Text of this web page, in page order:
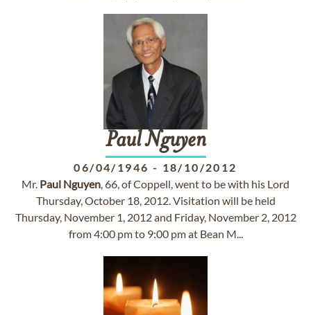
PaulNguyen
06/04/1946 - 18/10/2012
Mr. Paul Nguyen, 66, of Coppell, went to be with his Lord
Thursday, October 18, 2012. Visitation will be held
Thursday, November 1, 2012 and Friday, November 2, 2012
from 4:00 pm to 9:00 pm at Bean M...